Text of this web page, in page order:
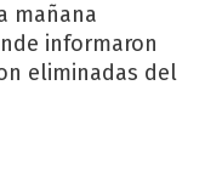
mañana
informaron
eliminadas del